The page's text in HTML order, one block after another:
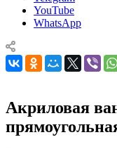
YouTube
WhatsApp
Акриловая